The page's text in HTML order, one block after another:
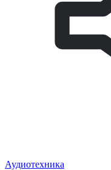
Аудиотехника